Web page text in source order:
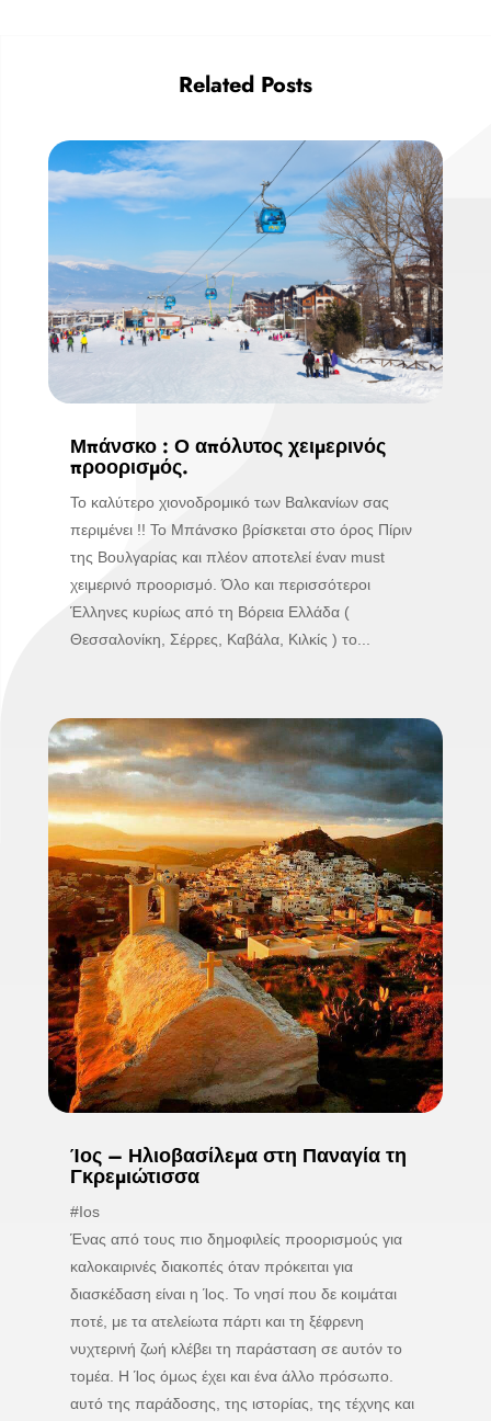
Related Posts
Μπάνσκο : Ο απόλυτος χειμερινός
προορισμός.
Το καλύτερο χιονοδρομικό των Βαλκανίων σας
περιμένει !! Το Μπάνσκο βρίσκεται στο όρος Πίριν
της Βουλγαρίας και πλέον αποτελεί έναν must
χειμερινό προορισμό. Όλο και περισσότεροι
Έλληνες κυρίως από τη Βόρεια Ελλάδα (
Θεσσαλονίκη, Σέρρες, Καβάλα, Κιλκίς ) το...
Ίος – Ηλιοβασίλεμα στη Παναγία τη
Γκρεμιώτισσα
#Ios
Ένας από τους πιο δημοφιλείς προορισμούς για
καλοκαιρινές διακοπές όταν πρόκειται για
διασκέδαση είναι η Ίος. Το νησί που δε κοιμάται
ποτέ, με τα ατελείωτα πάρτι και τη ξέφρενη
νυχτερινή ζωή κλέβει τη παράσταση σε αυτόν το
τομέα. Η Ίος όμως έχει και ένα άλλο πρόσωπο.
αυτό της παράδοσης, της ιστορίας, της τέχνης και